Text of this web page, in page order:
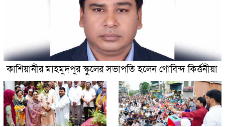
কাশিয়ানীর মাহমুদপুর স্কুলের সভাপতি হলেন গোবিন্দ কির্ত্তনীয়া